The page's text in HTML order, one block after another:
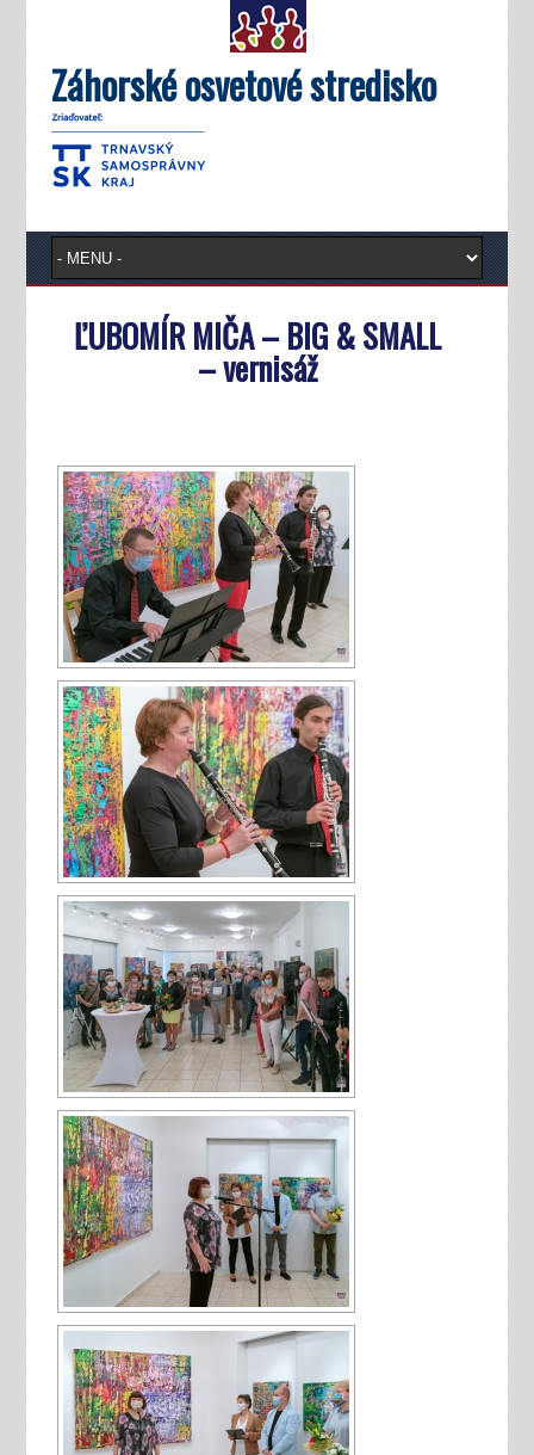
Záhorské osvetové stredisko
ĽUBOMÍR MIČA – BIG & SMALL
– vernisáž